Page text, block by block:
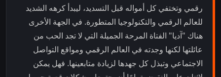
رقمي وتختفي كل أمواله قبل التسديد، ليبدأ كرهه الشديد
للعالم الرقمي والتكنولوجيا المتطورة. في الجهة الأخرى
هناك "آديا" الفتاة المرحة الجميلة التي لا تجد الحب من
عائلتها لكنها وجدته في العالم الرقمي ومواقع التواصل
الاجتماعي وتبذل كل جهدها لزيادة متابعينها. فهل يمكن